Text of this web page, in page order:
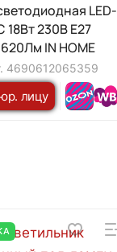
LED-
230В E27
IN HOME
4690612065359
лицу